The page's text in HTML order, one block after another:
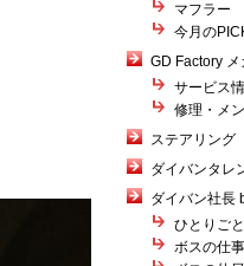
マフラー
今月の
GD Factory
サービス
修理・メ
ステアリング
ダイバンタレ
ダイバン社長
ひとりご
ボスの仕事